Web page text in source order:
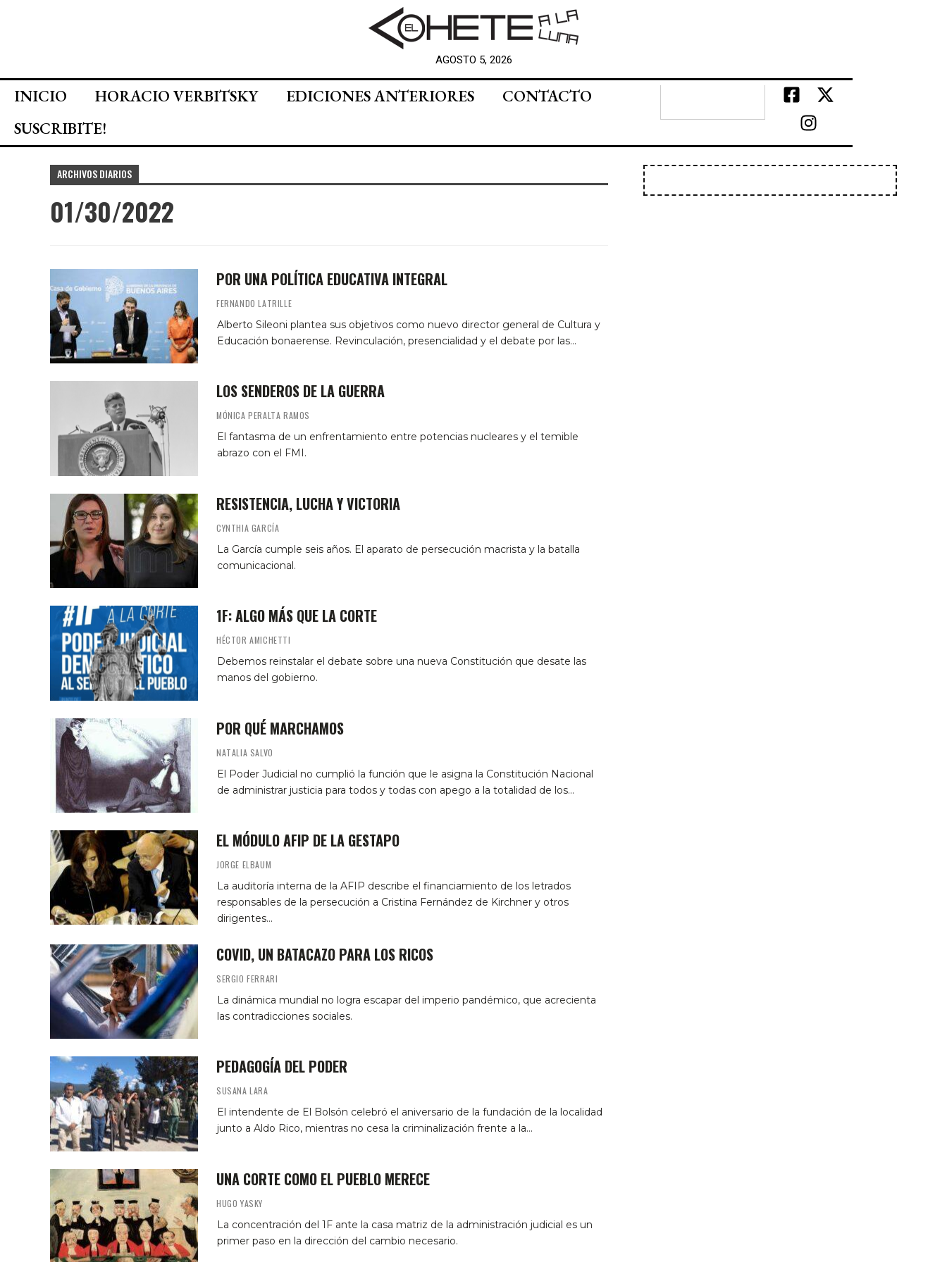
AGOSTO 5, 2026
INICIO HORACIO VERBITSKY EDICIONES ANTERIORES
CONTACTO
SUSCRIBITE!
ARCHIVOS DIARIOS
01/30/2022
POR UNA POLÍTICA EDUCATIVA INTEGRAL
FERNANDO LATRILLE
Alberto Sileoni plantea sus objetivos como nuevo director general de Cultura y
Educación bonaerense. Revinculación, presencialidad y el debate por las…
LOS SENDEROS DE LA GUERRA
MÓNICA PERALTA RAMOS
El fantasma de un enfrentamiento entre potencias nucleares y el temible
abrazo con el FMI.
RESISTENCIA, LUCHA Y VICTORIA
CYNTHIA GARCÍA
La García cumple seis años. El aparato de persecución macrista y la batalla
comunicacional.
1F: ALGO MÁS QUE LA CORTE
HÉCTOR AMICHETTI
Debemos reinstalar el debate sobre una nueva Constitución que desate las
manos del gobierno.
POR QUÉ MARCHAMOS
NATALIA SALVO
El Poder Judicial no cumplió la función que le asigna la Constitución Nacional
de administrar justicia para todos y todas con apego a la totalidad de los…
EL MÓDULO AFIP DE LA GESTAPO
JORGE ELBAUM
La auditoría interna de la AFIP describe el financiamiento de los letrados
responsables de la persecución a Cristina Fernández de Kirchner y otros
dirigentes…
COVID, UN BATACAZO PARA LOS RICOS
SERGIO FERRARI
La dinámica mundial no logra escapar del imperio pandémico, que acrecienta
las contradicciones sociales.
PEDAGOGÍA DEL PODER
SUSANA LARA
El intendente de El Bolsón celebró el aniversario de la fundación de la localidad
junto a Aldo Rico, mientras no cesa la criminalización frente a la…
UNA CORTE COMO EL PUEBLO MERECE
HUGO YASKY
La concentración del 1F ante la casa matriz de la administración judicial es un
primer paso en la dirección del cambio necesario.